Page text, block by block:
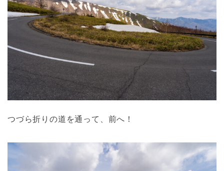
つづら折りの道を通って、前へ！